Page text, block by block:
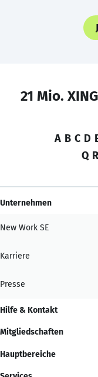
21 Mio.
A B C D
Q R
Unternehmen
New Work SE
Karriere
Presse
Hilfe & Kontakt
Mitgliedschaften
Hauptbereiche